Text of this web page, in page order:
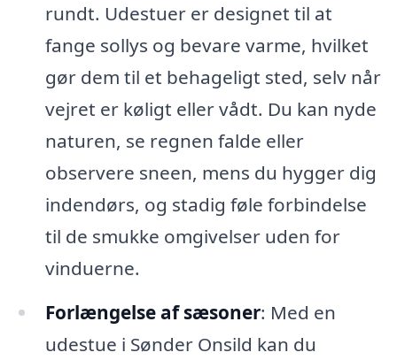
rundt. Udestuer er designet til at
fange sollys og bevare varme, hvilket
gør dem til et behageligt sted, selv når
vejret er køligt eller vådt. Du kan nyde
naturen, se regnen falde eller
observere sneen, mens du hygger dig
indendørs, og stadig føle forbindelse
til de smukke omgivelser uden for
vinduerne.
Forlængelse af sæsoner: Med en
udestue i Sønder Onsild kan du